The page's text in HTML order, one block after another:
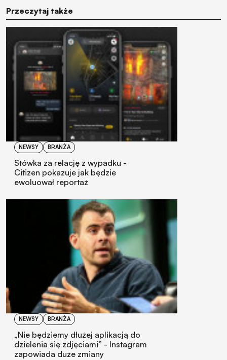
Przeczytaj także
NEWSY BRANŻA
Stówka za relację z wypadku -
Citizen pokazuje jak będzie
ewoluował reportaż
NEWSY BRANŻA
„Nie będziemy dłużej aplikacją do
dzielenia się zdjęciami” - Instagram
zapowiada duże zmiany